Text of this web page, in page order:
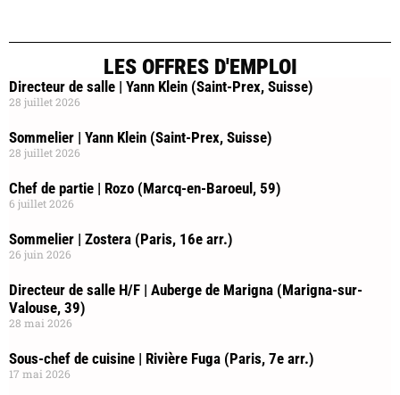
LES OFFRES D'EMPLOI
Directeur de salle | Yann Klein (Saint-Prex, Suisse)
28 juillet 2026
Sommelier | Yann Klein (Saint-Prex, Suisse)
28 juillet 2026
Chef de partie | Rozo (Marcq-en-Baroeul, 59)
6 juillet 2026
Sommelier | Zostera (Paris, 16e arr.)
26 juin 2026
Directeur de salle H/F | Auberge de Marigna (Marigna-sur-
Valouse, 39)
28 mai 2026
Sous-chef de cuisine | Rivière Fuga (Paris, 7e arr.)
17 mai 2026